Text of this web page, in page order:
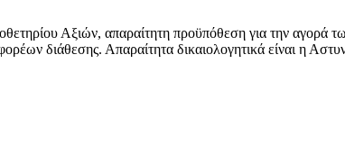
Αξιών, απαραίτητη προϋπόθεση για την αγορά
διάθεσης. Απαραίτητα δικαιολογητικά είναι η